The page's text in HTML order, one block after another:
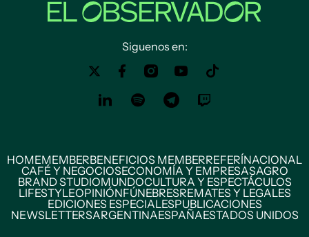
Siguenos en:
HOMEMEMBERBENEFICIOS MEMBERREFERÍNACIONAL
CAFÉ Y NEGOCIOSECONOMÍA Y EMPRESASAGRO
BRAND STUDIOMUNDOCULTURA Y ESPECTÁCULOS
LIFESTYLEOPINIÓNFÚNEBRESREMATES Y LEGALES
EDICIONES ESPECIALESPUBLICACIONES
NEWSLETTERSARGENTINAESPAÑAESTADOS UNIDOS